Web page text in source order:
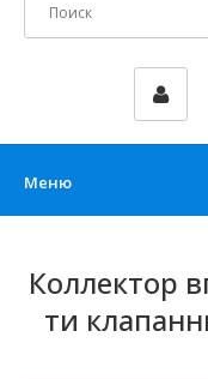
Меню
Коллектор
ти